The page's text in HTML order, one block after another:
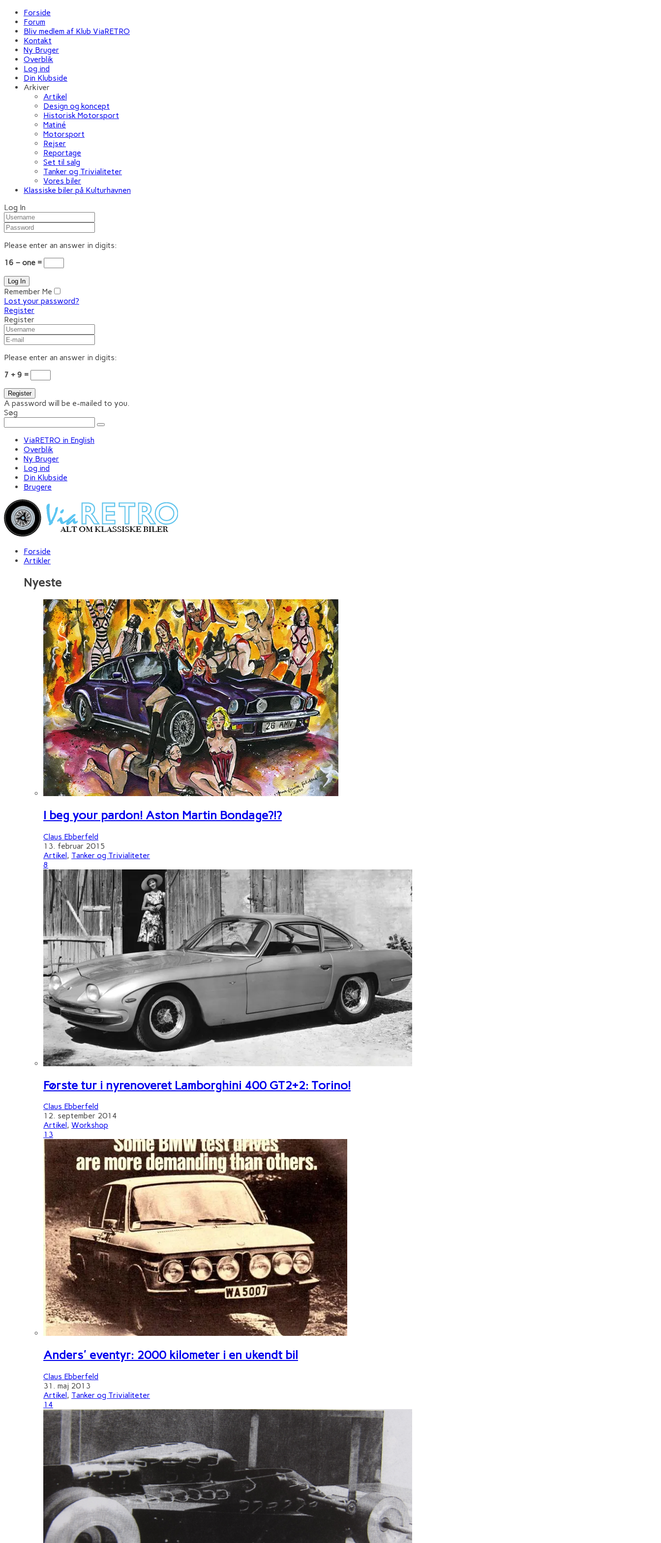
Forside
Forum
Bliv medlem af Klub ViaRETRO
Kontakt
Ny Bruger
Overblik
Log ind
Din Klubside
Arkiver
Artikel
Design og koncept
Historisk Motorsport
Matiné
Motorsport
Rejser
Reportage
Set til salg
Tanker og Trivialiteter
Vores biler
Klassiske biler på Kulturhavnen
Log In
Please enter an answer in digits:
16 − one =
Remember Me
Lost your password?
Register
Register
Please enter an answer in digits:
7 + 9 =
A password will be e-mailed to you.
Søg
ViaRETRO in English
Overblik
Ny Bruger
Log ind
Din Klubside
Brugere
Forside
Artikler
Nyeste
I beg your pardon! Aston Martin Bondage?!?
Claus Ebberfeld
13. februar 2015
Artikel, Tanker og Trivialiteter
8
Første tur i nyrenoveret Lamborghini 400 GT2+2: Torino!
Claus Ebberfeld
12. september 2014
Artikel , Workshop
13
Anders' eventyr: 2000 kilometer i en ukendt bil
Claus Ebberfeld
31. maj 2013
Artikel , Tanker og Trivialiteter
14